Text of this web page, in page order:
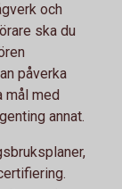
och
ska du
påverka
mål med
annat.